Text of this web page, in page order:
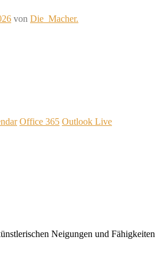
von Die_Macher.
Office 365 Outlook Live
lerischen Neigungen und Fähigkeiten